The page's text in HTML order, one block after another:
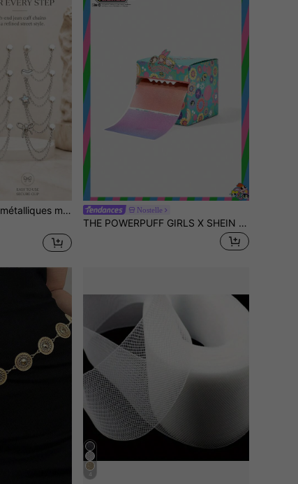
2/4/8 pièces Pinces métalliques multifonctions pour jambes de pantalon, pinces de réglage de la longueur du pantalon antidérapantes, empêchent les jambes de pantalon de traîner sur le sol, convient à tous les types de pantalons
Nostelle
THE POWERPUFF GIRLS X SHEIN Bloc-notes à motif floral mignon
4